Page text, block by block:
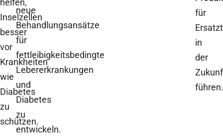
Inselzellen
besser
vor
Krankheiten
wie
Diabetes
zu
schützen.
neue
Behandlungsansätze
für
fettleibigkeitsbedingte
Lebererkrankungen
und
Diabetes
zu
entwickeln.
für
in
der
führen.